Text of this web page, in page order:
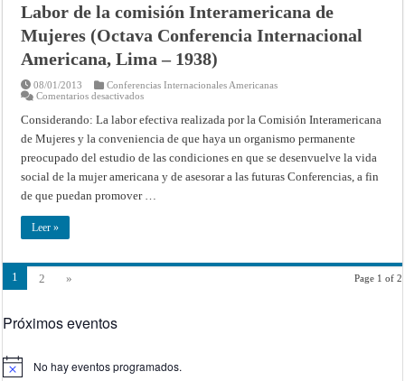
Labor de la comisión Interamericana de
Mujeres (Octava Conferencia Internacional
Americana, Lima – 1938)
08/01/2013
Conferencias Internacionales Americanas
Comentarios desactivadosen
de
la
comisión
Interamericana
de
Mujeres
(Octava
Internacional
Considerando: La labor efectiva realizada por la Comisión Interamericana
de Mujeres y la conveniencia de que haya un organismo permanente
preocupado del estudio de las condiciones en que se desenvuelve la vida
social de la mujer americana y de asesorar a las futuras Conferencias, a fin
de que puedan promover …
Leer »
Page 1 of 2
1 2 »
Próximos eventos
Aviso No hay eventos programados.